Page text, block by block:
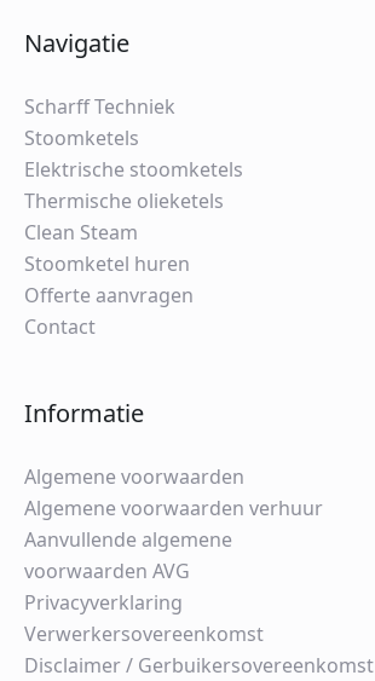
Navigatie
Scharff Techniek
Stoomketels
Elektrische stoomketels
Thermische olieketels
Clean Steam
Stoomketel huren
Offerte aanvragen
Contact
Informatie
Algemene voorwaarden
Algemene voorwaarden verhuur
Aanvullende algemene
voorwaarden AVG
Privacyverklaring
Verwerkersovereenkomst
Disclaimer / Gerbuikersovereenkomst